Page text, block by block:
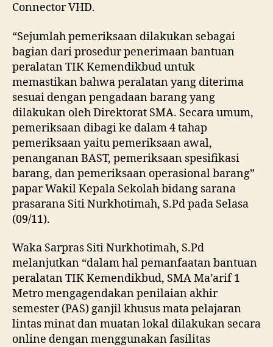
Metro
Connector VHD.
“Sejumlah pemeriksaan dilakukan sebagai
bagian dari prosedur penerimaan bantuan
peralatan TIK Kemendikbud untuk
memastikan bahwa peralatan yang diterima
sesuai dengan pengadaan barang yang
dilakukan oleh Direktorat SMA. Secara umum,
pemeriksaan dibagi ke dalam 4 tahap
pemeriksaan yaitu pemeriksaan awal,
penanganan BAST, pemeriksaan spesifikasi
barang, dan pemeriksaan operasional barang”
papar Wakil Kepala Sekolah bidang sarana
prasarana Siti Nurkhotimah, S.Pd pada Selasa
(09/11).
Waka Sarpras Siti Nurkhotimah, S.Pd
melanjutkan “dalam hal pemanfaatan bantuan
peralatan TIK Kemendikbud, SMA Ma’arif 1
Metro mengagendakan penilaian akhir
semester (PAS) ganjil khusus mata pelajaran
lintas minat dan muatan lokal dilakukan secara
online dengan menggunakan fasilitas